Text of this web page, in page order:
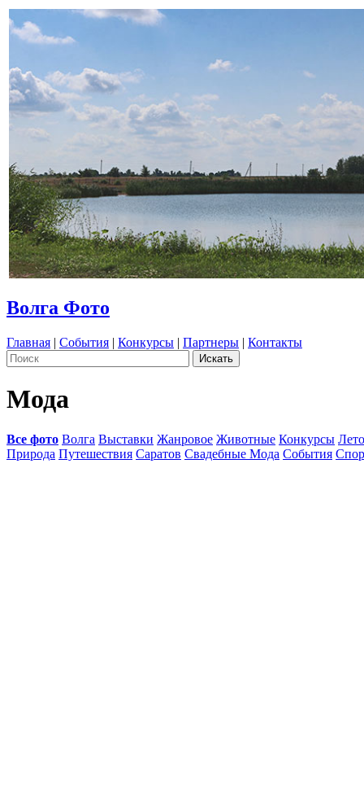
Волга Фото
Главная | События | Конкурсы | Партнеры | Контакты
Мода
Все фото Волга Выставки Жанровое Животные Конкурсы
Природа Путешествия Саратов Свадебные Мода События